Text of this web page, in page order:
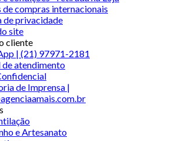
de compras internacionais
de privacidade
site
cliente
| (21) 97971-2181
de atendimento
de Imprensa |
e Artesanato